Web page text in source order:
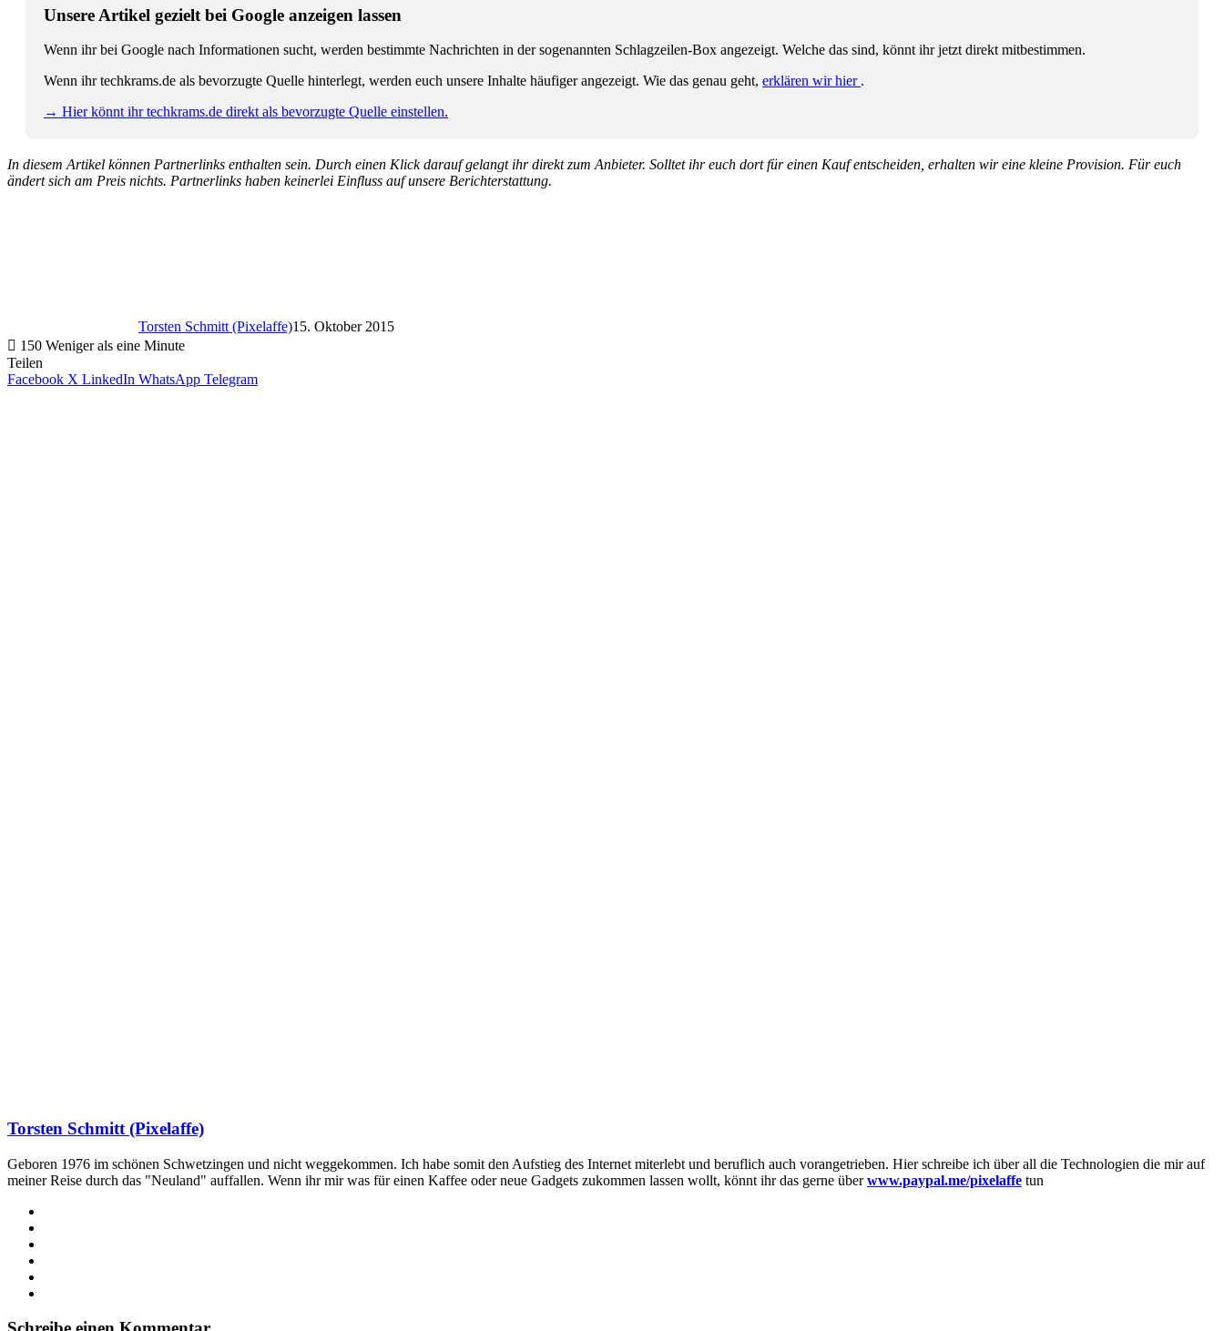
Unsere Artikel gezielt bei Google anzeigen lassen
Wenn ihr bei Google nach Informationen sucht, werden bestimmte Nachrichten in der sogenannten Schlagzeilen-Box angezeigt. Welche das sind, könnt ihr jetzt direkt mitbestimmen.
Wenn ihr techkrams.de als bevorzugte Quelle hinterlegt, werden euch unsere Inhalte häufiger angezeigt. Wie das genau geht, erklären wir hier .
→ Hier könnt ihr techkrams.de direkt als bevorzugte Quelle einstellen.
In diesem Artikel können Partnerlinks enthalten sein. Durch einen Klick darauf gelangt ihr direkt zum Anbieter. Solltet ihr euch dort für einen Kauf entscheiden, erhalten wir eine kleine Provision. Für euch
ändert sich am Preis nichts. Partnerlinks haben keinerlei Einfluss auf unsere Berichterstattung.
Torsten Schmitt (Pixelaffe)15. Oktober 2015
150 Weniger als eine Minute
Teilen
Facebook X LinkedIn WhatsApp Telegram
Torsten Schmitt (Pixelaffe)
Geboren 1976 im schönen Schwetzingen und nicht weggekommen. Ich habe somit den Aufstieg des Internet miterlebt und beruflich auch vorangetrieben. Hier schreibe ich über all die Technologien die mir auf
meiner Reise durch das "Neuland" auffallen. Wenn ihr mir was für einen Kaffee oder neue Gadgets zukommen lassen wollt, könnt ihr das gerne überwww.paypal.me/pixelaffe tun